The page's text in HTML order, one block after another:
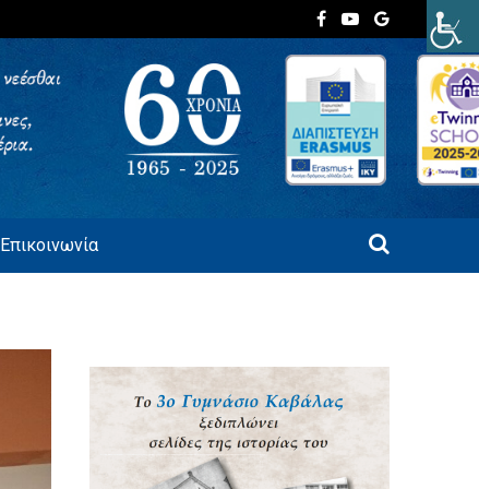
Επικοινωνία